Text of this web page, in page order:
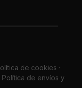
de cookies ·
Política de envíos y